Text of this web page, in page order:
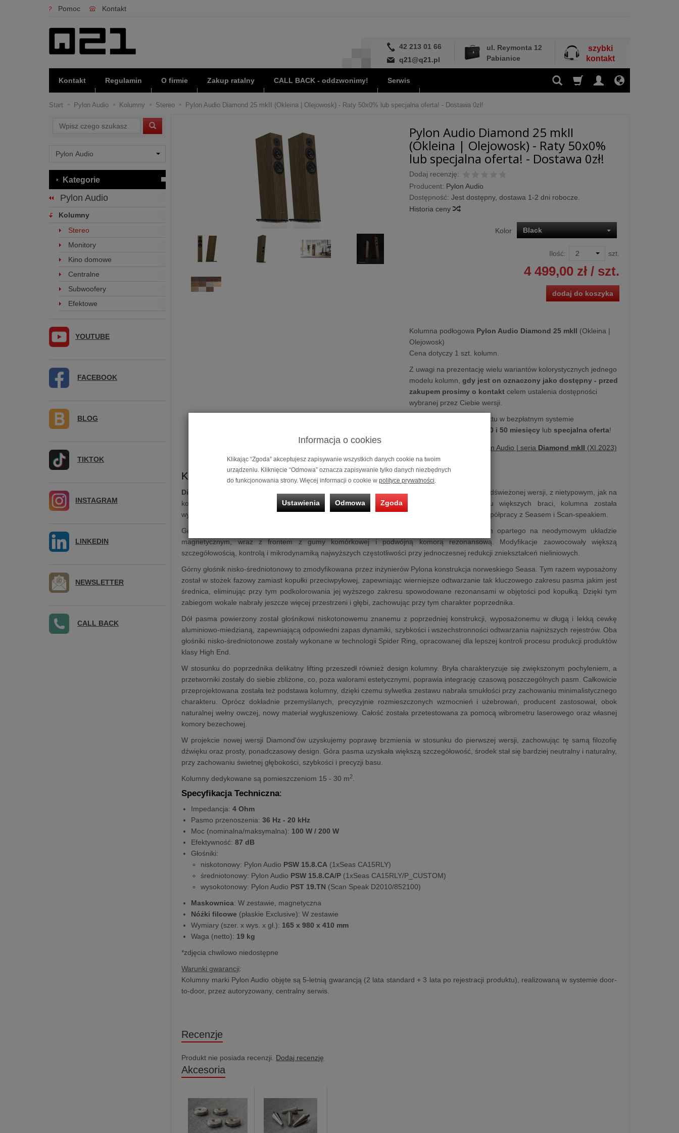
Pomoc Kontakt
42 213 01 66
q21@q21.pl
ul. Reymonta 12
Pabianice
szybki
kontakt
Kontakt Regulamin O firmie Zakup ratalny CALL BACK - oddzwonimy! Serwis
Start Pylon Audio Kolumny Stereo Pylon Audio Diamond 25 mkII (Okleina | Olejowosk) - Raty 50x0% lub specjalna oferta! - Dostawa 0zł!
Pylon Audio Diamond 25 mkII
(Okleina | Olejowosk) - Raty 50x0%
lub specjalna oferta! - Dostawa 0zł!
Dodaj recenzję:
Producent: Pylon Audio
Dostępność: Jest dostępny, dostawa 1-2 dni robocze.
Historia ceny
Kolor Black
Ilość: szt.
4 499,00 zł/ szt.
dodaj do koszyka
Kolumna podłogowa Pylon Audio Diamond 25 mkII (Okleina |
Olejowosk)
Cena dotyczy 1 szt. kolumn.
Z uwagi na prezentację wielu wariantów kolorystycznych jednego
modelu kolumn, gdy jest on oznaczony jako dostępny - przed
zakupem prosimy o kontaktcelem ustalenia dostępności
wybranej przez Ciebie wersji.
Możliwość zakupu produktu w bezpłatnym systemie
10, 20, 30 i 50 miesięcylub specjalna oferta!
Prezentujemy | Pylon Audio | seria Diamond mkII (XI.2023)
Kolumna podłogowaPylon Audio Diamond 25 mkII
Diamond 25 mkII
- najmniejszy przedstawiciel kolumn podłogowych z serii Diamond, w nowej, odświeżonej wersji, z nietypowym, jak na
konstrukcję 2.5-drożną, różnicowaniem głośników nisko-średniotonowych. Podobnie jak u większych braci, kolumna została
wyposażona w unowocześnione przetworniki, przeprojektowane przez inżynierów Pylon'a, we współpracy z Seasem i Scan-speakiem.
Górę pasma odtwarza ulepszona wersja znanego z poprzednich serii tweetera, tym razem opartego na neodymowym układzie
magnetycznym, wraz z frontem z gumy komórkowej i podwójną komorą rezonansową. Modyfikacje zaowocowały większą
szczegółowością, kontrolą i mikrodynamiką najwyższych częstotliwości przy jednoczesnej redukcji zniekształceń nieliniowych.
Górny głośnik nisko-średniotonowy to zmodyfikowana przez inżynierów Pylona konstrukcja norweskiego Seasa. Tym razem wyposażony
został w stożek fazowy zamiast kopułki przeciwpyłowej, zapewniając wierniejsze odtwarzanie tak kluczowego zakresu pasma jakim jest
średnica, eliminując przy tym podkolorowania jej wyższego zakresu spowodowane rezonansami w objętości pod kopułką. Dzięki tym
zabiegom wokale nabrały jeszcze więcej przestrzeni i głębi, zachowując przy tym charakter poprzednika.
Dół pasma powierzony został głośnikowi niskotonowemu znanemu z poprzedniej konstrukcji, wyposażonemu w długą i lekką cewkę
aluminiowo-miedzianą, zapewniającą odpowiedni zapas dynamiki, szybkości i wszechstronności odtwarzania najniższych rejestrów. Oba
głośniki nisko-średniotonowe zostały wykonane w technologii Spider Ring, opracowanej dla lepszej kontroli procesu produkcji produktów
klasy High End.
W stosunku do poprzednika delikatny lifting przeszedł również design kolumny. Bryła charakteryzuje się zwiększonym pochyleniem, a
przetworniki zostały do siebie zbliżone, co, poza walorami estetycznymi, poprawia integrację czasową poszczególnych pasm. Całkowicie
przeprojektowana została też podstawa kolumny, dzięki czemu sylwetka zestawu nabrała smukłości przy zachowaniu minimalistycznego
charakteru. Oprócz dokładnie przemyślanych, precyzyjnie rozmieszczonych wzmocnień i użebrowań, producent zastosował, obok
naturalnej wełny owczej, nowy materiał wygłuszeniowy. Całość została przetestowana za pomocą wibrometru laserowego oraz własnej
komory bezechowej.
W projekcie nowej wersji Diamond'ów uzyskujemy poprawę brzmienia w stosunku do pierwszej wersji, zachowując tę samą filozofię
dźwięku oraz prosty, ponadczasowy design. Góra pasma uzyskała większą szczegółowość, środek stał się bardziej neutralny i naturalny,
przy zachowaniu świetnej głębokości, szybkości i precyzji basu.
Kolumny dedykowane są pomieszczeniom 15 - 30 m2
Specyfikacja Techniczna:
Impedancja:4 Ohm
Pasmo przenoszenia:36 Hz - 20 kHz
Moc (nominalna/maksymalna): 100 W / 200 W
Efektywność:87 dB
Głośniki:
niskotonowy: Pylon Audio PSW 15.8.CA (1xSeas CA15RLY)
średniotonowy: Pylon Audio PSW 15.8.CA/P (1xSeas CA15RLY/P_CUSTOM)
wysokotonowy: Pylon Audio PST 19.TN (Scan Speak D2010/852100)
Maskownica: W zestawie, magnetyczna
Nóżki filcowe (płaskie Exclusive): W zestawie
Wymiary (szer. x wys. x gł.): 165 x 980 x 410 mm
Waga (netto): 19 kg
*zdjęcia chwilowo niedostępne
Warunki gwarancji:
Kolumny marki Pylon Audio objęte są 5-letnią gwarancją (2 lata standard + 3 lata po rejestracji produktu), realizowaną w systemie door-
to-door, przez autoryzowany, centralny serwis.
Recenzje
Produkt nie posiada recenzji. Dodaj recenzję
Akcesoria
Wyszukaj
Kategorie
Pylon Audio
Kolumny
Stereo
Monitory
Kino domowe
Centralne
Subwoofery
Efektowe
YOUTUBE
FACEBOOK
BLOG
TIKTOK
INSTAGRAM
LINKEDIN
NEWSLETTER
CALL BACK
Informacja o cookies
Klikając “Zgoda” akceptujesz zapisywanie wszystkich danych cookie na twoim
urządzeniu. Kliknięcie “Odmowa” oznacza zapisywanie tylko danych niezbędnych
do funkcjonowania strony. Więcej informacji o cookie w polityce prywatności.
Ustawienia Odmowa Zgoda